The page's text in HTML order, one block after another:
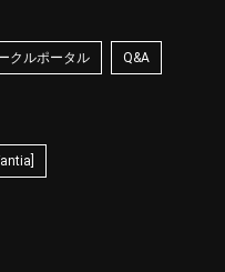
クルポータル Q&A